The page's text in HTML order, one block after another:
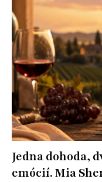
Jedna dohoda,
emócií. Mia